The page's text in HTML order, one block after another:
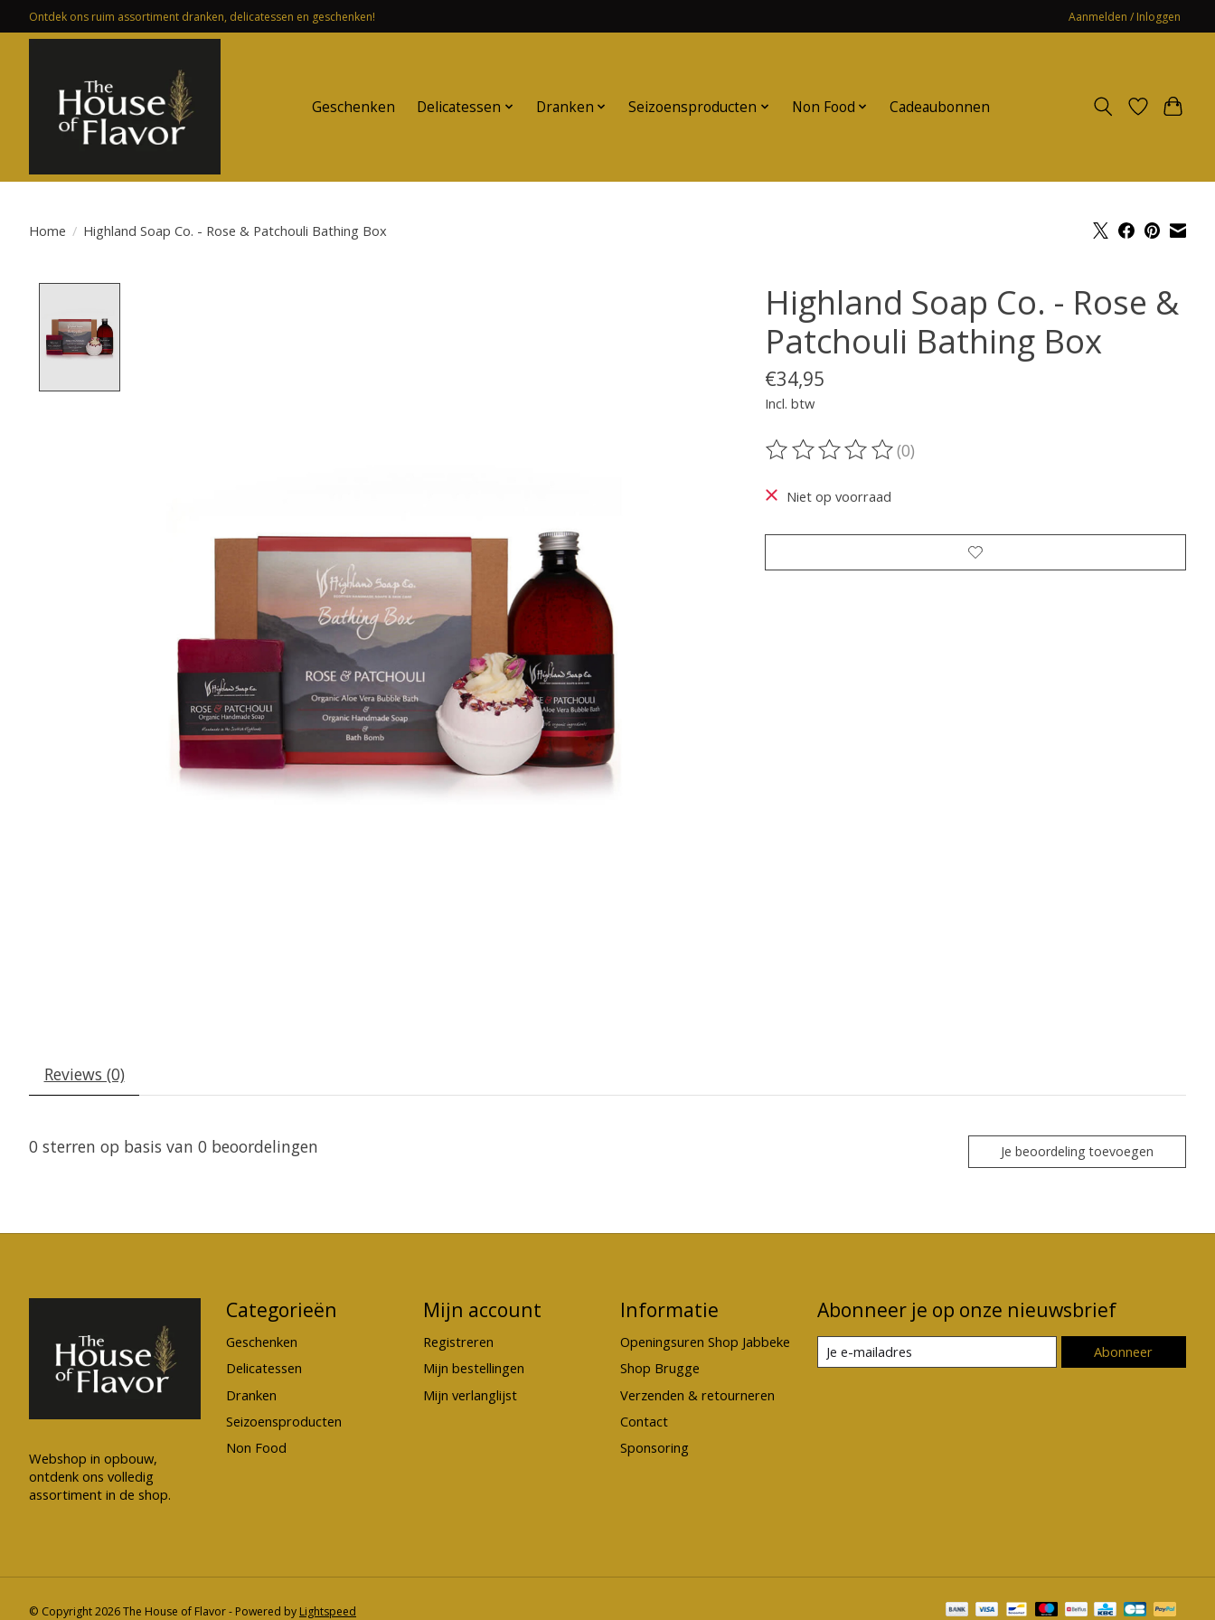
Ontdek ons ruim assortiment dranken, delicatessen en geschenken! Aanmelden / Inloggen
Geschenken Delicatessen Dranken Seizoensproducten Non Food Cadeaubonnen
Home / Highland Soap Co. - Rose & Patchouli Bathing Box
Highland Soap Co. - Rose &
Patchouli Bathing Box
€34,95
Incl. btw
De beoordeling van dit product is
(0)
Niet op voorraad
Reviews (0)
0 sterren op basis van 0 beoordelingen Je beoordeling toevoegen
Webshop in opbouw,
ontdenk ons volledig
assortiment in de shop.
Categorieën
Geschenken
Delicatessen
Dranken
Seizoensproducten
Non Food
Mijn account
Registreren
Mijn bestellingen
Mijn verlanglijst
Informatie
Openingsuren Shop Jabbeke
Shop Brugge
Verzenden & retourneren
Contact
Sponsoring
Abonneer je op onze nieuwsbrief
Abonneer
© Copyright 2026 The House of Flavor - Powered by Lightspeed